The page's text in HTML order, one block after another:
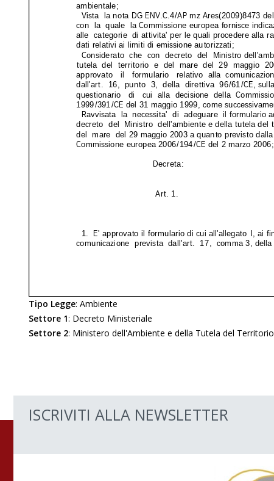
Tipo Legge: Ambiente
Settore 1: Decreto Ministeriale
Settore 2: Ministero dell'Ambiente e della Tutela del Territorio
ISCRIVITI ALLA NEWSLETTER